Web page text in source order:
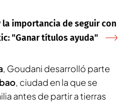
la importancia de seguir con
"Ganar títulos ayuda"
, Goudani desarrolló parte
, ciudad en la que se
antes de partir a tierras